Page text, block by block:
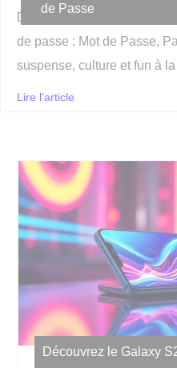
de Passe
Découvrez les plus
de passe : Mot de Passe,
suspense, culture et fun à
Lire l'article
Découvrez le Galaxy